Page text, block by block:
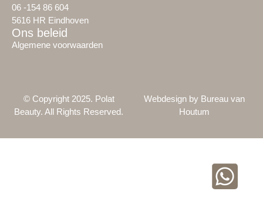
06 -154 86 604
5616 HR Eindhoven
Ons beleid
Algemene voorwaarden
© Copyright 2025. Polat
Beauty. All Rights Reserved.
Webdesign by Bureau van
Houtum